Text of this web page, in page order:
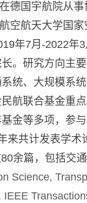
德国宇航院从事
空航天大学国
年7月-2022年
。研究方向主
统、大规模系
航联合基金重
金等多项，参
来共计发表学术
余篇，包括交
Science,
IEEE